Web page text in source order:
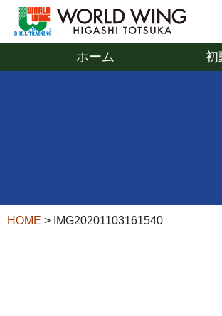
ホーム 初
HOME > IMG20201103161540